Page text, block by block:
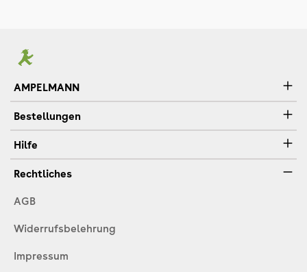
AMPELMANN
Bestellungen
Hilfe
Rechtliches
AGB
Widerrufsbelehrung
Impressum